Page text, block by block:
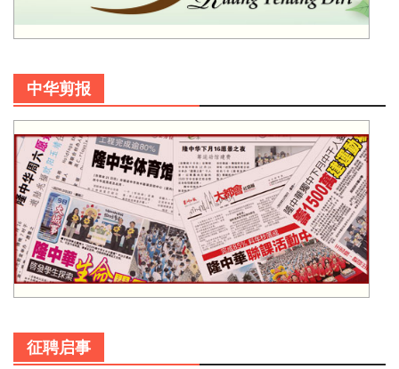
中华剪报
征聘启事